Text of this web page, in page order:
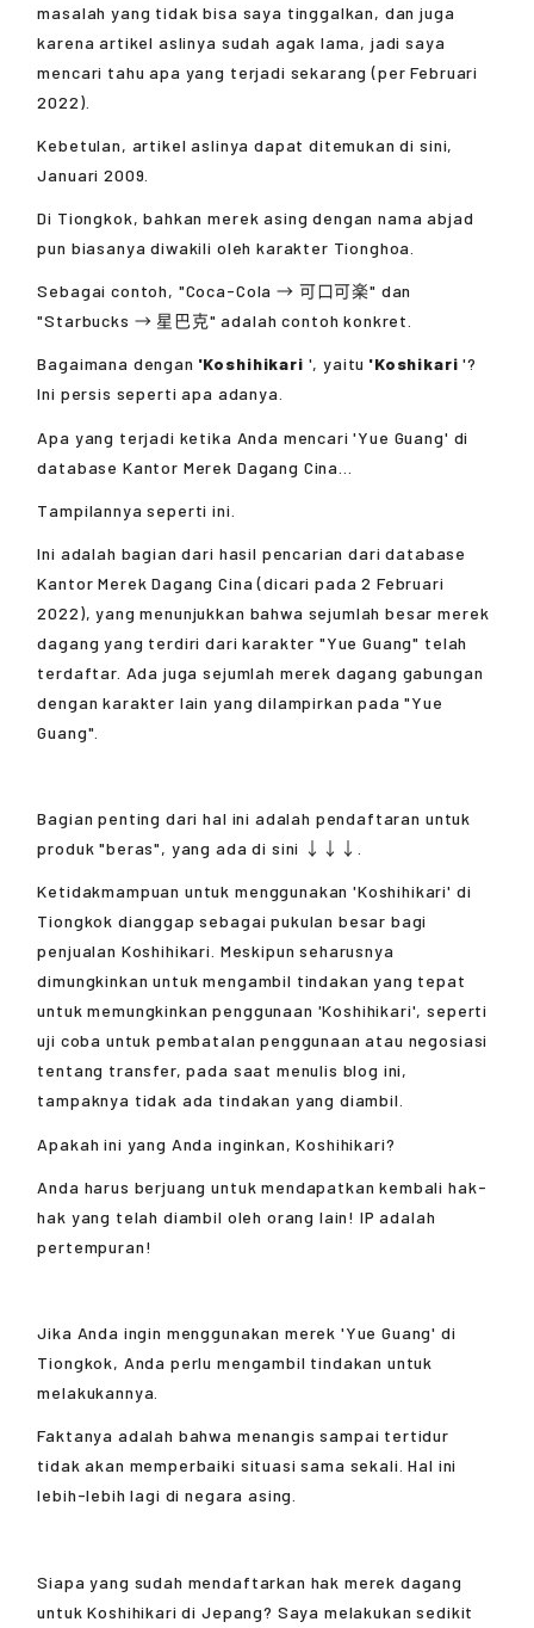
masalah yang tidak bisa saya tinggalkan, dan juga
karena artikel aslinya sudah agak lama, jadi saya
mencari tahu apa yang terjadi sekarang (per Februari
2022).
Kebetulan, artikel aslinya dapat ditemukan di sini,
Januari 2009.
Di Tiongkok, bahkan merek asing dengan nama abjad
pun biasanya diwakili oleh karakter Tionghoa.
Sebagai contoh, "Coca-Cola → 可口可楽" dan
"Starbucks → 星巴克" adalah contoh konkret.
Bagaimana dengan 'Koshihikari ', yaitu'Koshikari '?
Ini persis seperti apa adanya.
Apa yang terjadi ketika Anda mencari 'Yue Guang' di
database Kantor Merek Dagang Cina...
Tampilannya seperti ini.
Ini adalah bagian dari hasil pencarian dari database
Kantor Merek Dagang Cina (dicari pada 2 Februari
2022), yang menunjukkan bahwa sejumlah besar merek
dagang yang terdiri dari karakter "Yue Guang" telah
terdaftar. Ada juga sejumlah merek dagang gabungan
dengan karakter lain yang dilampirkan pada "Yue
Guang".
Bagian penting dari hal ini adalah pendaftaran untuk
produk "beras", yang ada di sini ↓↓↓.
Ketidakmampuan untuk menggunakan 'Koshihikari' di
Tiongkok dianggap sebagai pukulan besar bagi
penjualan Koshihikari. Meskipun seharusnya
dimungkinkan untuk mengambil tindakan yang tepat
untuk memungkinkan penggunaan 'Koshihikari', seperti
uji coba untuk pembatalan penggunaan atau negosiasi
tentang transfer, pada saat menulis blog ini,
tampaknya tidak ada tindakan yang diambil.
Apakah ini yang Anda inginkan, Koshihikari?
Anda harus berjuang untuk mendapatkan kembali hak-
hak yang telah diambil oleh orang lain! IP adalah
pertempuran!
Jika Anda ingin menggunakan merek 'Yue Guang' di
Tiongkok, Anda perlu mengambil tindakan untuk
melakukannya.
Faktanya adalah bahwa menangis sampai tertidur
tidak akan memperbaiki situasi sama sekali. Hal ini
lebih-lebih lagi di negara asing.
Siapa yang sudah mendaftarkan hak merek dagang
untuk Koshihikari di Jepang? Saya melakukan sedikit